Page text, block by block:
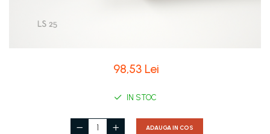
Baze coloane
Semicoloane de interior
98,53 Lei
IN STOC
ADAUGA IN COS